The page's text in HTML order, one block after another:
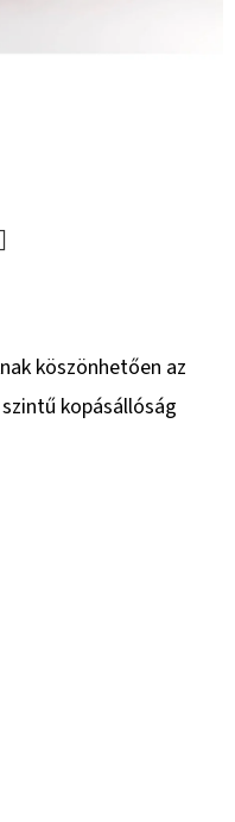
köszönhetően az
kopásállóság